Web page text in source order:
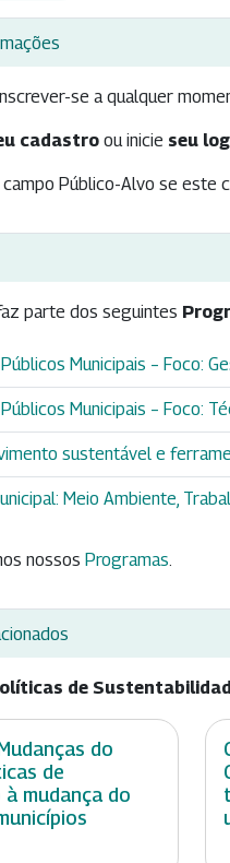
se a qualquer
cadastro ou inicie seu
campo Público-Alvo se este
parte dos seguintes
Municipais – Foco:
Municipais – Foco:
sustentável e
Meio Ambiente,
nossos Programas.
de
do
de
mudança do